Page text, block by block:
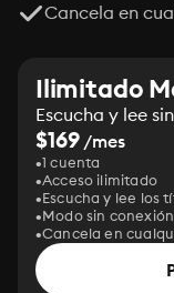
Cancela en
Ilimitado
Escucha y lee
$169/mes
1 cuenta
Acceso ilimitado
Escucha y lee los
Modo sin
Cancela en